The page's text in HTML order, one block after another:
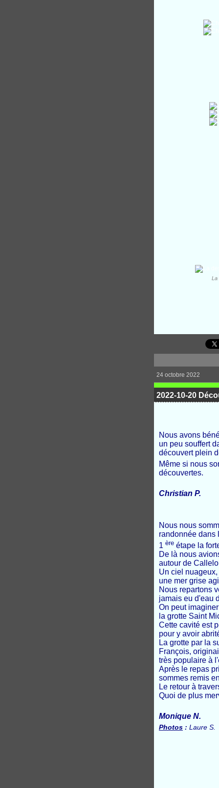
La
24 octobre 2022
2022-10-20
Nous avons
un peu souffert
découvert plein
Même si nous
découvertes.
Christian P.
Nous nous
randonnée dans
1 ère étape la
De là nous
autour de
Un ciel nuageux,
une mer grise
Nous repartons
jamais eu d'eau
On peut imaginer
a grotte Saint
Cette cavité est
pour y avoir
La grotte par la
François,
très populaire à
Après le repas
sommes remis
Le retour à
Quoi de plus
Monique N.
Photos : Laure S.